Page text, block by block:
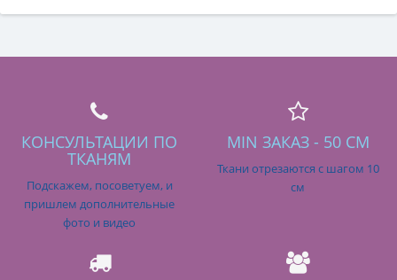
КОНСУЛЬТАЦИИ ПО
ТКАНЯМ
Подскажем, посоветуем, и
пришлем дополнительные
фото и видео
MIN ЗАКАЗ - 50 СМ
Ткани отрезаются с шагом 10
см